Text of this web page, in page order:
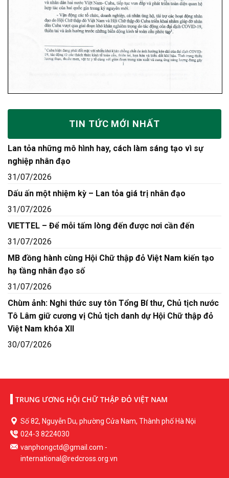
TIN TỨC MỚI NHẤT
Lan tỏa những mô hình hay, cách làm sáng tạo vì sự
nghiệp nhân đạo
31/07/2026
Dấu ấn một nhiệm kỳ – Lan tỏa giá trị nhân đạo
31/07/2026
VIETTEL – Để mỗi tấm lòng đến được nơi cần đến
31/07/2026
MB đồng hành cùng Hội Chữ thập đỏ Việt Nam kiến tạo
hạ tầng nhân đạo số
31/07/2026
Chùm ảnh: Nghi thức suy tôn Tổng Bí thư, Chủ tịch nước
Tô Lâm giữ cương vị Chủ tịch danh dự Hội Chữ thập đỏ
Việt Nam khóa XII
30/07/2026
TRUNG ƯƠNG HỘI CHỮ THẬP ĐỎ VIỆT NAM
Số 82, Nguyễn Du, phường Cửa Nam, Thành phố Hà Nội
024-3 8224030
vanphongctd@gmail.com -
international@redcross.org.vn